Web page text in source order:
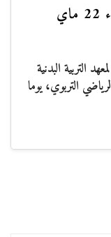
يوم دراسي وطني تكويني: الأربعاء 22 ماي
التربية البدنية
التربوي، يوما